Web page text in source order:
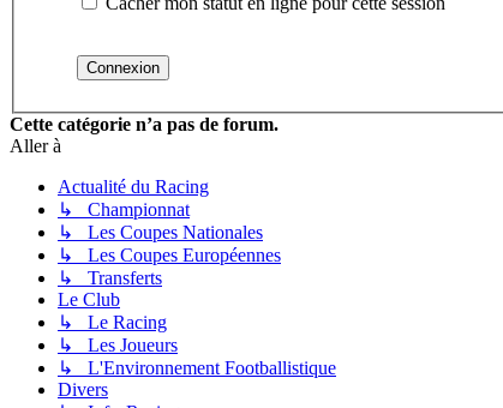
Cette catégorie n’a pas de forum.
Aller à
Actualité du Racing
↳ Championnat
↳ Les Coupes Nationales
↳ Les Coupes Européennes
↳ Transferts
Le Club
↳ Le Racing
↳ Les Joueurs
↳ L'Environnement Footballistique
Divers